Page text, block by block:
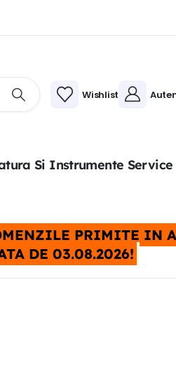
Wishlist
Si Instrumente Service
PRIMITE IN
DE 03.08.2026!